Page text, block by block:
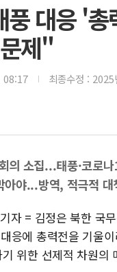
풍 대응 '
제"
08:17 최종수정 : 2025
의 소집...태풍·코로
아야...방역, 적극적
자 = 김정은 북한 국
응에 총력전을 기울
위한 선제적 차원의